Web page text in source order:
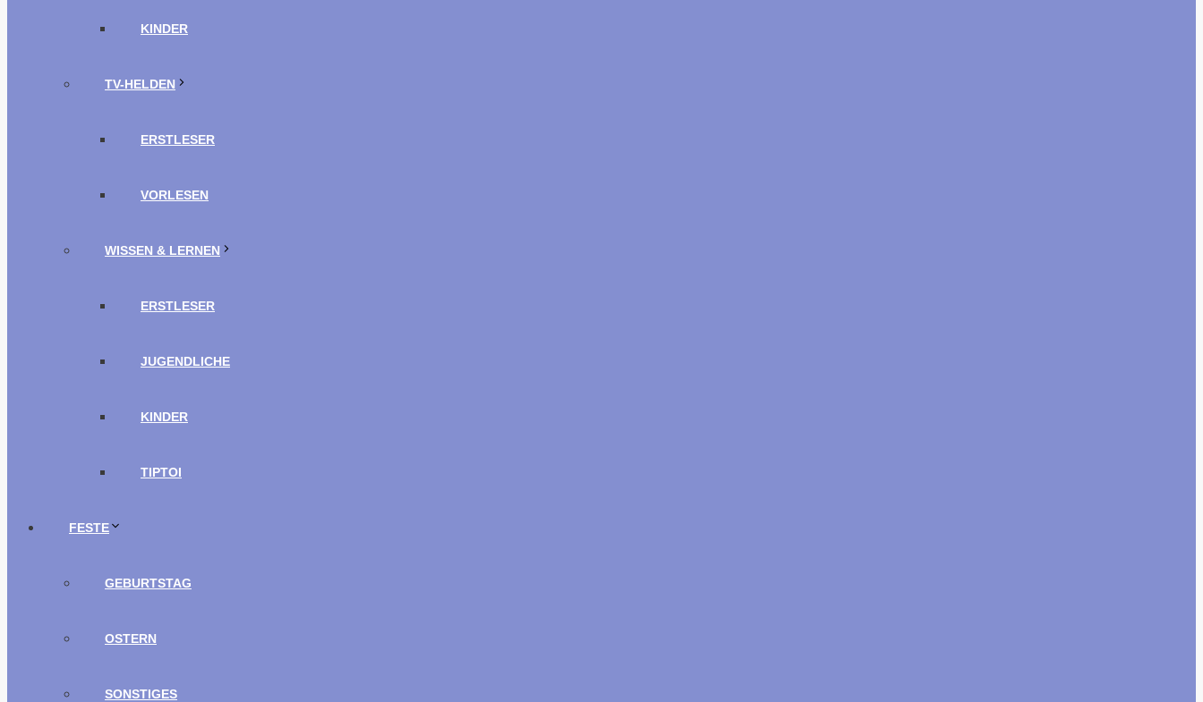
KINDER
TV-HELDEN
ERSTLESER
VORLESEN
WISSEN & LERNEN
ERSTLESER
JUGENDLICHE
KINDER
TIPTOI
FESTE
GEBURTSTAG
OSTERN
SONSTIGES